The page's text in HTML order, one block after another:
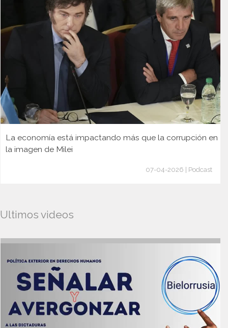
La economía está impactando más que la corrupción en
la imagen de Milei
07-04-2026 | Podcast
Ultimos videos